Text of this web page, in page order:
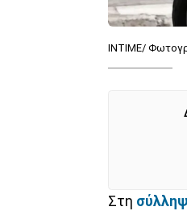
INTIME/
Στη